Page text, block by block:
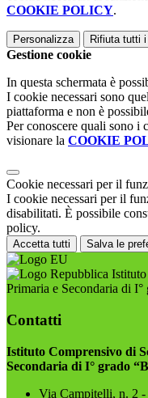
COOKIE POLICY.
Personalizza Rifiuta tutti i
Gestione cookie
In questa schermata è
I cookie necessari sono
piattaforma e non è
Per conoscere quali sono i
visionare la COOKIE
Cookie necessari per il
I cookie necessari per il
disabilitati. È possibile
policy.
Accetta tutti Salva le
Primaria e Secondaria di
Contatti
Istituto Comprensivo di
Secondaria di I° grado
Via Campitelli, n. 2